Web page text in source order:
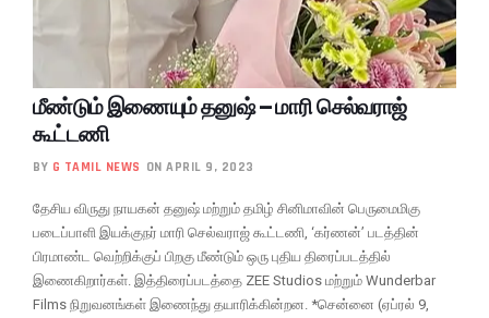
மீண்டும் இணையும் தனுஷ் – மாரி செல்வராஜ்
கூட்டணி
BY G TAMIL NEWS ON APRIL 9, 2023
தேசிய விருது நாயகன் தனுஷ் மற்றும் தமிழ் சினிமாவின் பெருமைமிகு
படைப்பாளி இயக்குநர் மாரி செல்வராஜ் கூட்டணி, ‘கர்ணன்’ படத்தின்
பிரமாண்ட வெற்றிக்குப் பிறகு மீண்டும் ஒரு புதிய திரைப்படத்தில்
இணைகிறார்கள். இத்திரைப்படத்தை ZEE Studios மற்றும் Wunderbar
Films நிறுவனங்கள் இணைந்து தயாரிக்கின்றன. *சென்னை (ஏப்ரல் 9,